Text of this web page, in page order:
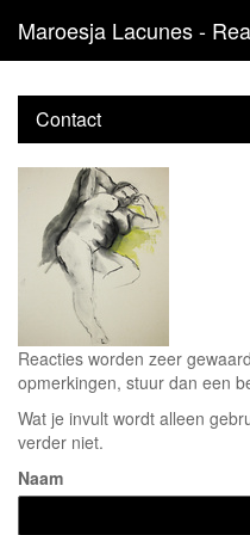
Maroesja Lacunes -
Contact
Reacties worden zeer
opmerkingen, stuur dan een
Wat je invult wordt alleen
verder niet.
Naam